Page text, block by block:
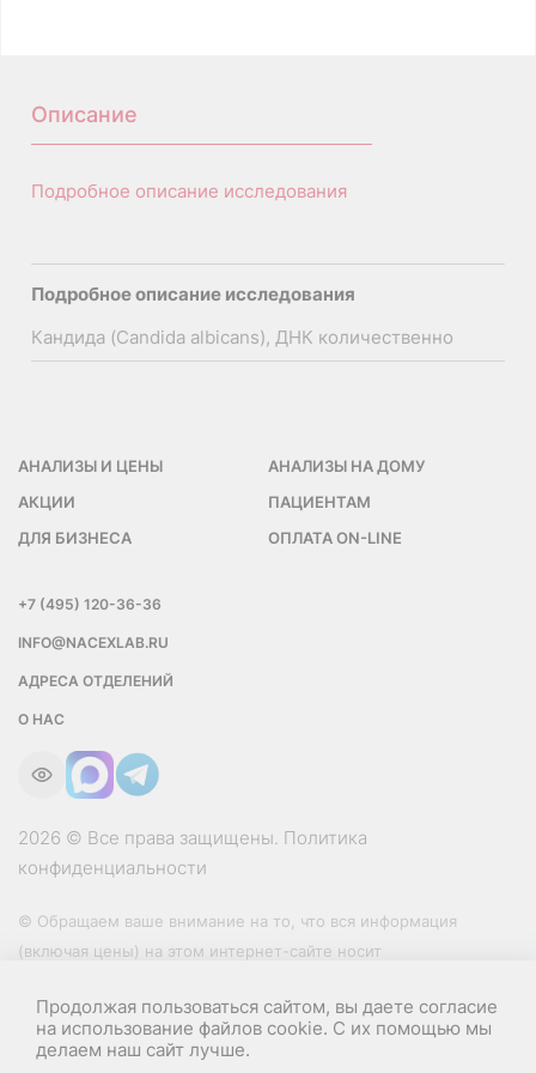
Описание
Подробное описание исследования
Подробное описание исследования
Кандида (Candida albicans), ДНК количественно
Продолжая пользоваться сайтом, вы даете согласие
на использование файлов cookie. С их помощью мы
делаем наш сайт лучше.
АНАЛИЗЫ И ЦЕНЫ
АНАЛИЗЫ НА ДОМУ
АКЦИИ
ПАЦИЕНТАМ
ДЛЯ БИЗНЕСА
ОПЛАТА ON-LINE
+7 (495) 120-36-36
INFO@NACEXLAB.RU
АДРЕСА ОТДЕЛЕНИЙ
О НАС
2026 © Все права защищены. Политика
конфиденциальности
© Обращаем ваше внимание на то, что вся информация
(включая цены) на этом интернет-сайте носит
условиях не является публичной офертой, определяемой
положениями Статьи 437 (2) Гражданского кодекса РФ.